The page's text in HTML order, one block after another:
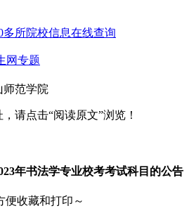
多所院校信息在线查询
网专题
请点击“阅读原文”浏览！
年书法学专业校考考试科目的公告
便收藏和打印～